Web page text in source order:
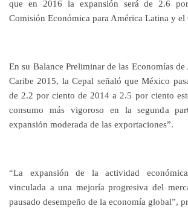
que en 2016 la expansión será de 2.6
Comisión Económica para América Latina y el
En su Balance Preliminar de las Economías
Caribe 2015, la Cepal señaló que México
de 2.2 por ciento de 2014 a 2.5 por ciento
consumo más vigoroso en la segunda
expansión moderada de las exportaciones”.
“La expansión de la actividad
vinculada a una mejoría progresiva del
pausado desempeño de la economía global”,